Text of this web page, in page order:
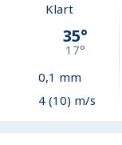
Klart
35°
17°
0,1 mm
4 (10) m/s